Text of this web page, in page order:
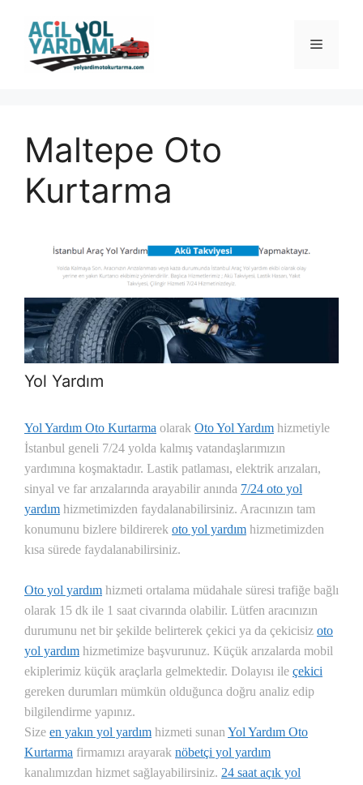
Menü
Maltepe Oto
Kurtarma
Yol Yardım
Yol Yardım Oto Kurtarma olarak Oto Yol Yardım hizmetiyle
İstanbul geneli 7/24 yolda kalmış vatandaşlarımızın
yardımına koşmaktadır. Lastik patlaması, elektrik arızaları,
sinyal ve far arızalarında arayabilir anında 7/24 oto yol
yardım hizmetimizden faydalanabilirsiniz. Aracınızın tam
konumunu bizlere bildirerek oto yol yardım hizmetimizden
kısa sürede faydalanabilirsiniz.
Oto yol yardım hizmeti ortalama müdahale süresi trafiğe bağlı
olarak 15 dk ile 1 saat civarında olabilir. Lütfen aracınızın
durumunu net bir şekilde belirterek çekici ya da çekicisiz oto
yol yardım hizmetimize başvurunuz. Küçük arızalarda mobil
ekiplerimiz küçük araçlarla gelmektedir. Dolayısı ile çekici
gereken durumları mümkün olduğunca doğru analiz edip
bilgilendirme yapınız.
Size en yakın yol yardım hizmeti sunan Yol Yardım Oto
Kurtarma firmamızı arayarak nöbetçi yol yardım
kanalımızdan hizmet sağlayabilirsiniz. 24 saat açık yol